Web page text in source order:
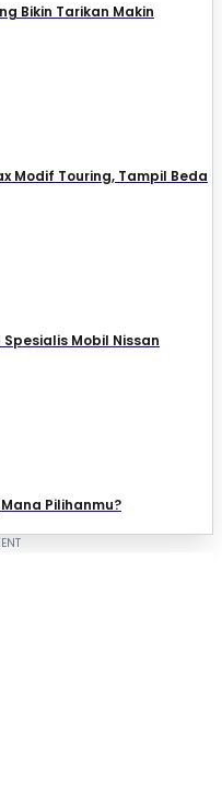
Bikin Tarikan Makin
Modif Touring, Tampil Beda
Mobil Nissan
Pilihanmu?